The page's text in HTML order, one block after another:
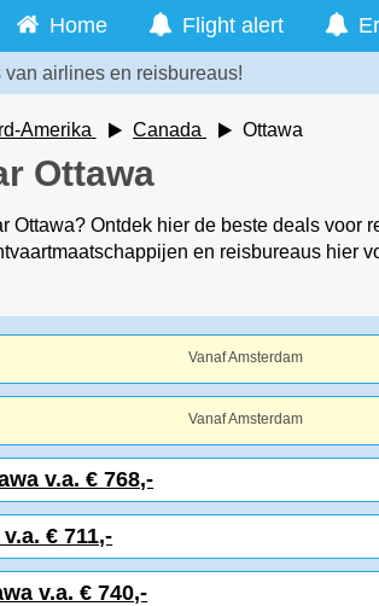
Home Flight alert
airlines en reisbureaus!
Amerika Canada Ottawa
Ottawa
Ottawa? Ontdek hier de beste deals
en reisbureaus hier
Vanaf Amsterdam
Vanaf Amsterdam
v.a. € 768,-
€ 711,-
v.a. € 740,-